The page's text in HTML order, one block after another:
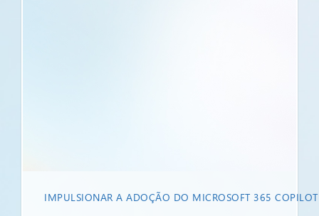
IMPULSIONAR A ADOÇÃO DO MICROSOFT 365 COPILOT